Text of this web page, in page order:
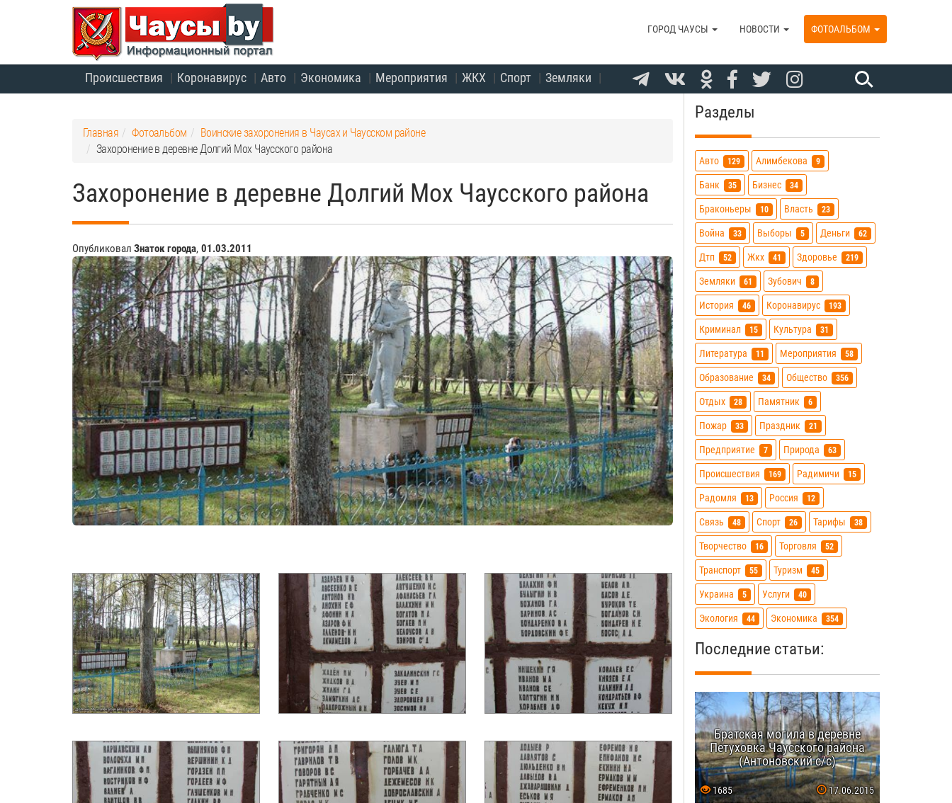
Происшествия Коронавирус Авто Экономика Мероприятия ЖКХ Спорт Земляки
ГОРОД ЧАУСЫ НОВОСТИ ФОТОАЛЬБОМ
Главная Фотоальбом
Воинские захоронения в Чаусах и Чаусском районе
Захоронение в деревне Долгий Мох Чаусского района
Захоронение в деревне Долгий Мох Чаусского района
Опубликовал Знаток города, 01.03.2011
Разделы
Авто 129 Алимбекова 9
Банк 35 Бизнес 34
Браконьеры 10 Власть 23
Война 33 Выборы 5 Деньги 62
Дтп 52 Жкх 41 Здоровье 219
Земляки 61 Зубович 8
История 46 Коронавирус 193
Криминал 15 Культура 31
Литература 11 Мероприятия 58
Образование 34 Общество 356
Отдых 28 Памятник 6
Пожар 33 Праздник 21
Предприятие 7 Природа 63
Происшествия 169 Радимичи 15
Радомля 13 Россия 12
Связь 48 Спорт 26 Тарифы 38
Творчество 16 Торговля 52
Транспорт 55 Туризм 45
Украина 5 Услуги 40
Экология 44 Экономика 354
Последние статьи:
Братская могила в деревне
Петуховка Чаусского района
(Антоновский с/с)
1685 17.06.2015